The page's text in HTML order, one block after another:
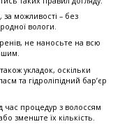
можливості – без
вологи.
не наносьте на всю
укладок, оскільки
та гідроліпідний бар’єр
час процедур з волоссям
зменште їх кількість.